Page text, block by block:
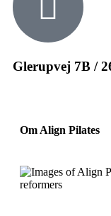
Glerupvej 7B /
Om Align Pilates